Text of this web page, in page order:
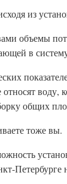
из
объемы
в
воду,
общих
тоже вы.
Петербурге